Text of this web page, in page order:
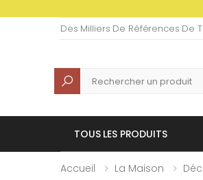
Des Milliers De Références De
Recherche
TOUS LES PRODUITS
Accueil La Maison